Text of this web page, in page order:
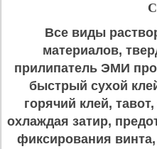
Все виды
материалов,
прилипатель ЭМИ
быстрый сухой
горячий клей,
охлаждая затир,
фиксирования